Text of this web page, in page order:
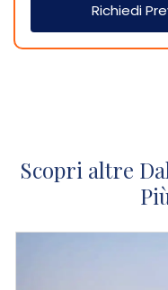
Richiedi
Scopri altre